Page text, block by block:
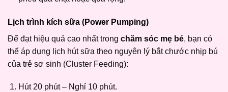
Lịch trình kích sữa (Power Pumping)
Để đạt hiệu quả cao nhất trong chăm sóc mẹ bé, bạn có
thể áp dụng lịch hút sữa theo nguyên lý bắt chước nhịp bú
của trẻ sơ sinh (Cluster Feeding):
Hút 20 phút – Nghỉ 10 phút.